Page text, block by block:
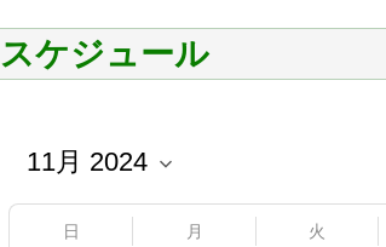
スケジュール
日 月 火